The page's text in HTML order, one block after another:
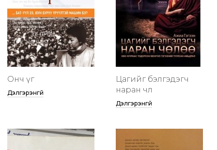
Онч үг
Дэлгэрэнгүй
Цагийг бэлгэдэгч
наран чөлөө
Дэлгэрэнгүй